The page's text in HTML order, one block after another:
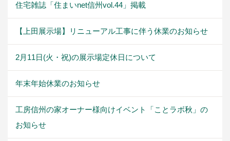
住宅雑誌「住まいnet信州vol.44」掲載
【上田展示場】リニューアル工事に伴う休業のお知らせ
2月11日(火・祝)の展示場定休日について
年末年始休業のお知らせ
工房信州の家オーナー様向けイベント「ことラボ秋」の
お知らせ